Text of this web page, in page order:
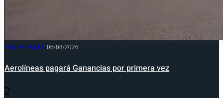
NACIONALES 06/08/2026
Aerolíneas pagará Ganancias por primera vez
2